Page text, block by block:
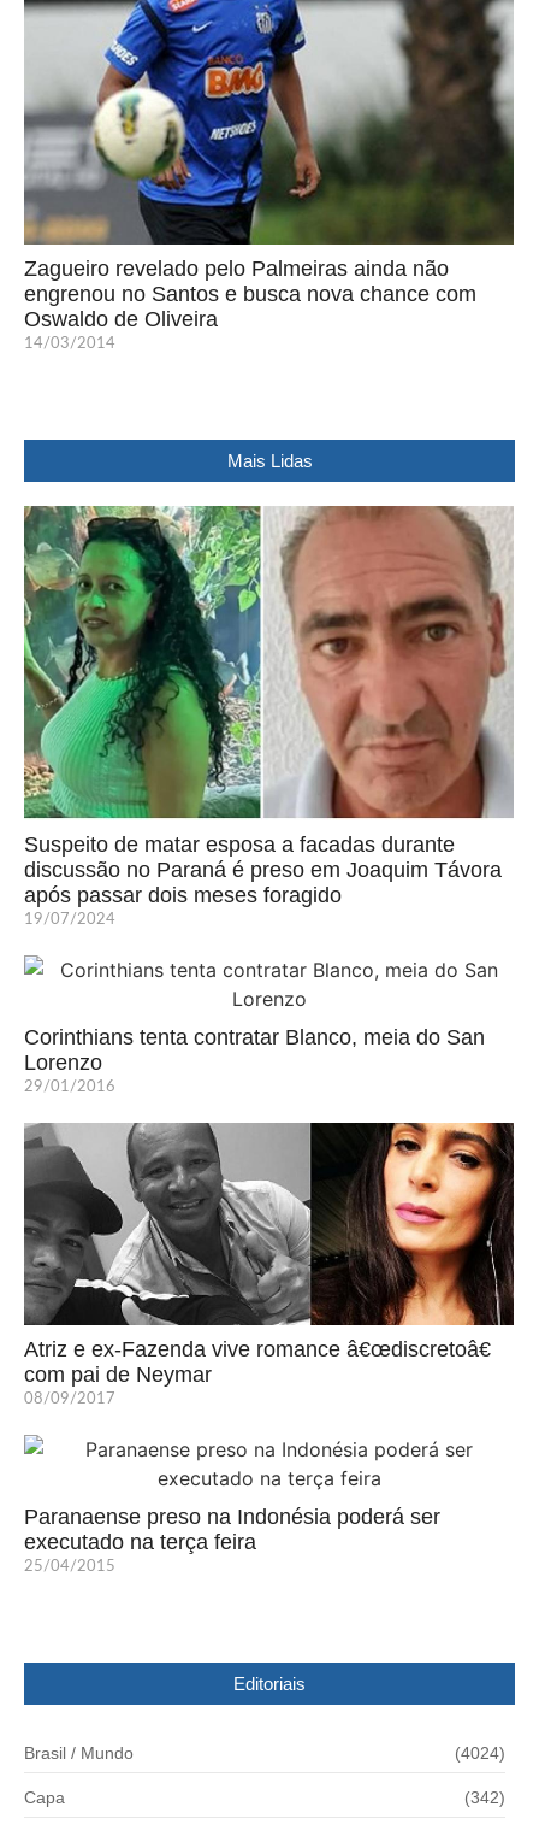
Zagueiro revelado pelo Palmeiras ainda não
engrenou no Santos e busca nova chance com
Oswaldo de Oliveira
14/03/2014
Mais Lidas
Suspeito de matar esposa a facadas durante
discussão no Paraná é preso em Joaquim Távora
após passar dois meses foragido
19/07/2024
Corinthians tenta contratar Blanco, meia do San
Lorenzo
29/01/2016
Atriz e ex-Fazenda vive romance â€œdiscretoâ€
com pai de Neymar
08/09/2017
Paranaense preso na Indonésia poderá ser
executado na terça feira
25/04/2015
Editoriais
Brasil / Mundo (4024)
Capa (342)